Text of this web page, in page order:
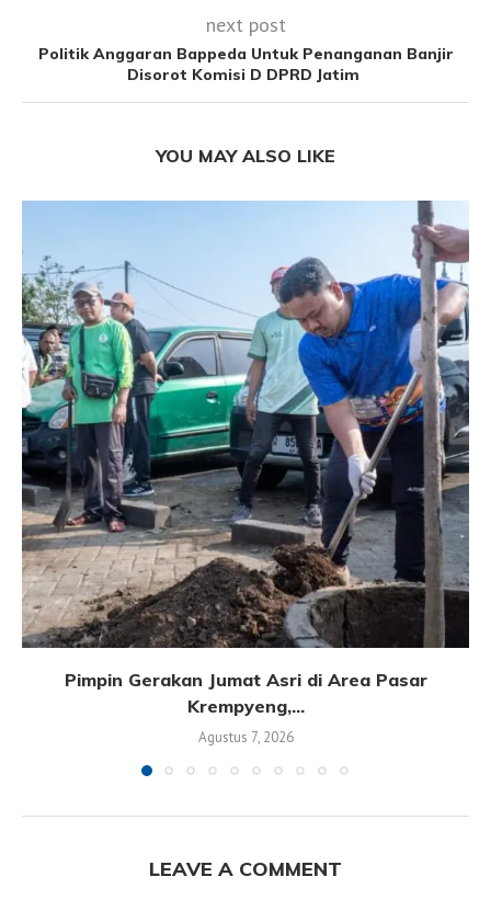
next post
Politik Anggaran Bappeda Untuk Penanganan Banjir
Disorot Komisi D DPRD Jatim
YOU MAY ALSO LIKE
Pimpin Gerakan Jumat Asri di Area Pasar
Krempyeng,...
Agustus 7, 2026
LEAVE A COMMENT